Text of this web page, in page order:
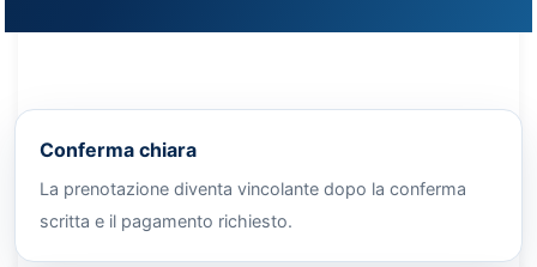
Conferma chiara
La prenotazione diventa vincolante dopo la conferma
scritta e il pagamento richiesto.